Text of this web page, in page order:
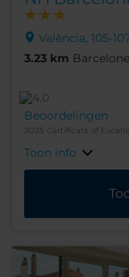
València, 105-
3.23 km
Beoordelingen
2025 Certificate of
Toon info